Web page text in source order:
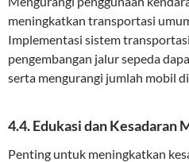
meningkatkan transportasi
Implementasi sistem
pengembangan jalur sepeda
serta mengurangi jumlah mobil
4.4. Edukasi dan Kesadaran
Penting untuk meningkatkan